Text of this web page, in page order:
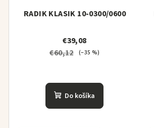
RADIK KLASIK 10-0300/0600
€39,08
€60,12
(–35 %)
Do košíka